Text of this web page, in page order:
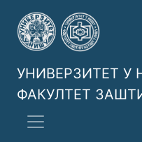
УНИВЕРЗИТЕТ У
ФАКУЛТЕТ